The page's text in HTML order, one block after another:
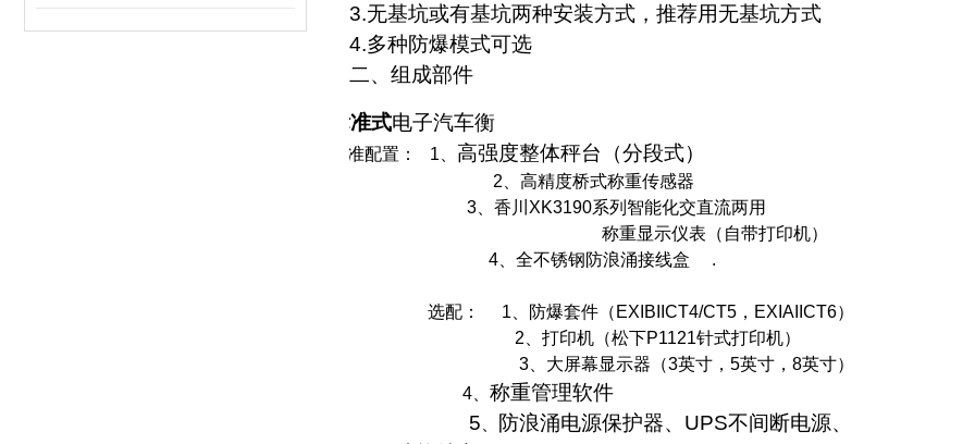
3.无基坑或有基坑两种安装方式，推荐用无基坑方式
4.多种防爆模式可选
二、组成部件
标准式电子汽车衡
标准配置： 1、 高强度整体秤台（分段式）
2 、高精度桥式称重传感器
3、香川XK3190系列智能化交直流两用
称重显示仪表（自带打印机）
4、全不锈钢防浪涌接线盒 .
选配： 1、防爆套件（EXIBIICT4/CT5，EXIAIICT6）
2、打印机（松下P1121针式打印机）
3、大屏幕显示器（3英寸，5英寸，8英寸）
4、 称重管理软件
5
防浪涌电源保护器、UPS不间断电源、